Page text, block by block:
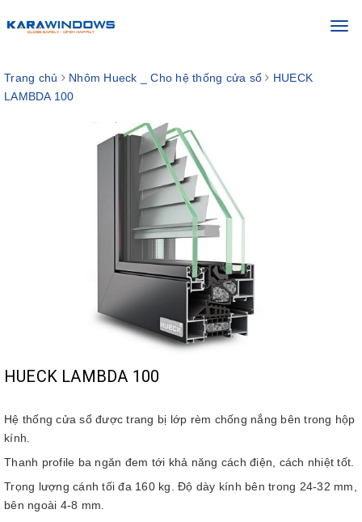
Trang chủ Nhôm Hueck _ Cho hệ thống cửa sổ
HUECK
LAMBDA 100
HUECK LAMBDA 100
Hệ thống cửa sổ được trang bị lớp rèm chống nắng bên trong hộp
kính.
Thanh profile ba ngăn đem tới khả năng cách điện, cách nhiệt tốt.
Trọng lượng cánh tối đa 160 kg. Độ dày kính bên trong 24-32 mm,
bên ngoài 4-8 mm.